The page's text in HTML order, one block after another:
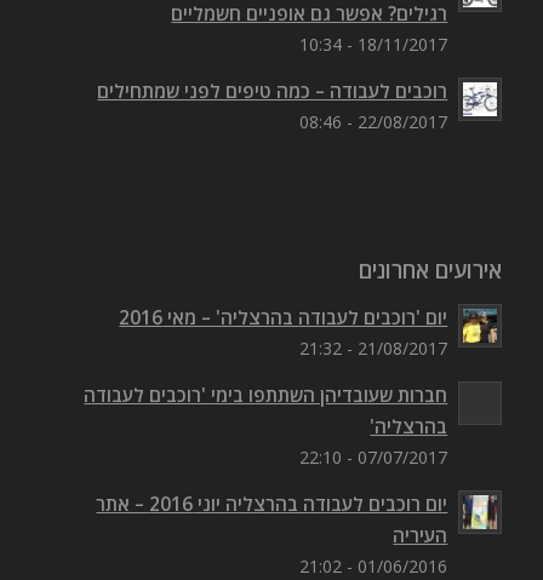
רגילים? אפשר גם אופניים חשמליים
18/11/2017 - 10:34
רוכבים לעבודה – כמה טיפים לפני שמתחילים
22/08/2017 - 08:46
אירועים אחרונים
יום 'רוכבים לעבודה בהרצליה' – מאי 2016
21/08/2017 - 21:32
חברות שעובדיהן השתתפו בימי 'רוכבים לעבודה
בהרצליה'
07/07/2017 - 22:10
יום רוכבים לעבודה בהרצליה יוני 2016 – אתר
העיריה
01/06/2016 - 21:02